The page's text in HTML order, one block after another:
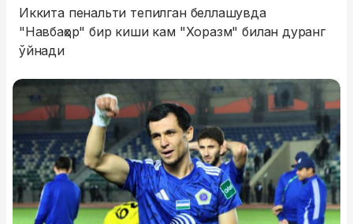
Иккита пенальти тепилган беллашувда
"Навбаҳор" бир киши кам "Хоразм" билан дуранг
ўйнади